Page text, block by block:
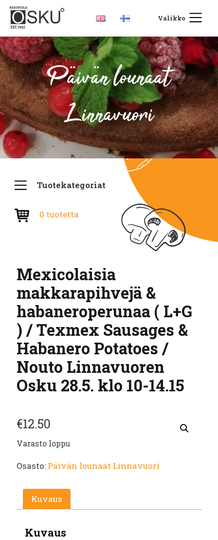
Valikko
Päivän lounaat
Linnavuori
Tuotekategoriat
0 tuotetta
Mexicolaisia
makkarapihvejä &
habaneroperunaa ( L+G
) / Texmex Sausages &
Habanero Potatoes /
Nouto Linnavuoren
Osku 28.5. klo 10-14.15
€12.50
Varasto loppu
Osasto: Päivän lounaat Linnavuori
Kuvaus
Kuvaus